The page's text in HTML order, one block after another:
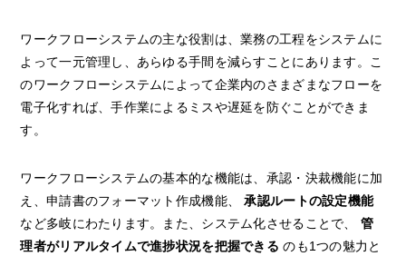
ワークフローシステムの主な役割は、業務の工程をシステムに
よって一元管理し、あらゆる手間を減らすことにあります。こ
のワークフローシステムによって企業内のさまざまなフローを
電子化すれば、手作業によるミスや遅延を防ぐことができま
す。
ワークフローシステムの基本的な機能は、承認・決裁機能に加
え、申請書のフォーマット作成機能、承認ルートの設定機能
など多岐にわたります。また、システム化させることで、 管
理者がリアルタイムで進捗状況を把握できるのも1つの魅力と